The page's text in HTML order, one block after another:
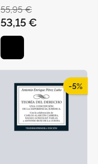
NOGUERAS, DIEGO J.
55,95 €
53,15 €
-5%